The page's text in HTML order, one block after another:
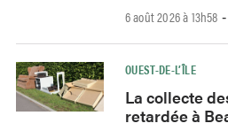
6 août 2026 à 13h58 -
OUEST-DE-L’ÎLE
La collecte
retardée à